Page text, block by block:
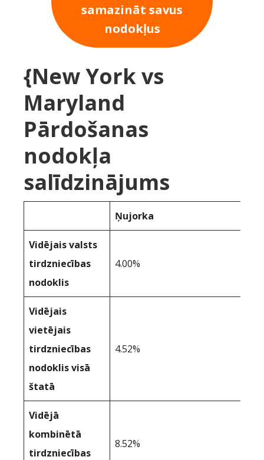
samazināt savus
nodokļus
{New York vs
Maryland
Pārdošanas
nodokļa
salīdzinājums
Ņujorka
Vidējais valsts
tirdzniecības
nodoklis
4.00%
Vidējais
vietējais
tirdzniecības
nodoklis visā
štatā
4.52%
Vidējā
kombinētā
tirdzniecības
8.52%